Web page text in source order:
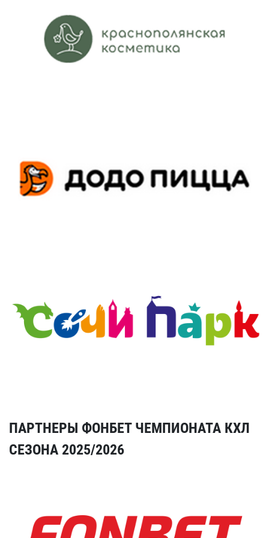
ПАРТНЕРЫ ФОНБЕТ ЧЕМПИОНАТА КХЛ
СЕЗОНА 2025/2026